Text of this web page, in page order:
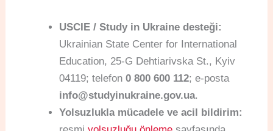
USCIE / Study in Ukraine desteği:
Ukrainian State Center for International
Education, 25-G Dehtiarivska St., Kyiv
04119; telefon0 800 600 112; e-posta
info@studyinukraine.gov.ua.
Yolsuzlukla mücadele ve acil bildirim: